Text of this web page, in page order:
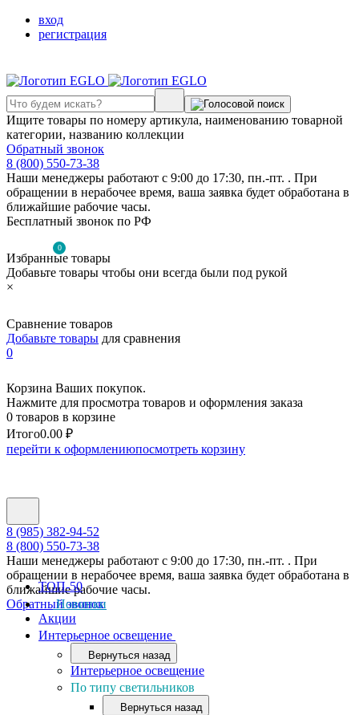
вход
регистрация
Ищите товары по номеру артикула, наименованию товарной
категории, названию коллекции
Обратный звонок
8 (800) 550-73-38
Наши менеджеры работают с 9:00 до 17:30, пн.-пт. . При
обращении в нерабочее время, ваша заявка будет обработана в
ближайшие рабочие часы.
Бесплатный звонок по РФ
0
Избранные товары
Добавьте товары чтобы они всегда были под рукой
×
Сравнение товаров
Добавьте товары для сравнения
0
Корзина Ваших покупок.
Нажмите для просмотра товаров и оформления заказа
0 товаров в корзине
Итого0.00 ₽
перейти к оформлениюпосмотреть корзину
8 (985) 382-94-52
8 (800) 550-73-38
Наши менеджеры работают с 9:00 до 17:30, пн.-пт. . При
обращении в нерабочее время, ваша заявка будет обработана в
ближайшие рабочие часы.
Обратный звонок
ТОП-50
Новинки
Акции
Интерьерное освещение
Вернуться назад
Интерьерное освещение
По типу светильников
Вернуться назад